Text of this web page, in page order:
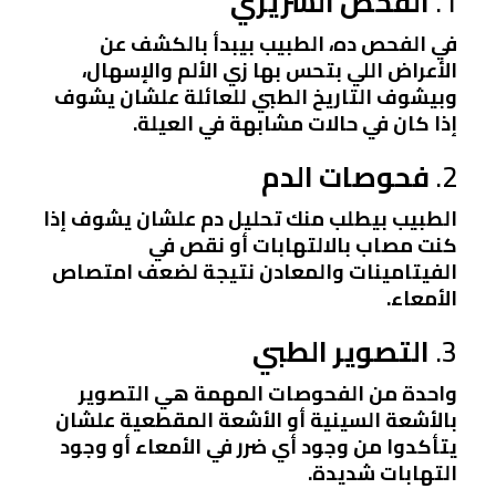
في الفحص ده، الطبيب بيبدأ بالكشف عن
الأعراض اللي بتحس بها زي الألم والإسهال،
وبيشوف التاريخ الطبي للعائلة علشان يشوف
إذا كان في حالات مشابهة في العيلة.
2. فحوصات الدم
الطبيب بيطلب منك تحليل دم علشان يشوف إذا
كنت مصاب بالالتهابات أو نقص في
الفيتامينات والمعادن نتيجة لضعف امتصاص
الأمعاء.
3. التصوير الطبي
واحدة من الفحوصات المهمة هيالتصوير
بالأشعة السينيةأوالأشعة المقطعيةعلشان
يتأكدوا من وجود أي ضرر في الأمعاء أو وجود
التهابات شديدة.